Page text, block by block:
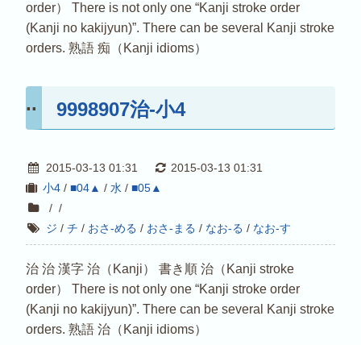
order） There is not only one “Kanji stroke order
(Kanji no kakijyun)”. There can be several Kanji stroke
orders. 熟語 痴（Kanji idioms）
9998907治-小4
2015-03-13 01:31
2015-03-13 01:31
小4/ ■04▲ / 水 / ■05▲
/ /
ジ /チ / おさ-める / おさ-まる / なお-る / なお-す
治 治 漢字 治（Kanji） 書き順 治（Kanji stroke
order） There is not only one “Kanji stroke order
(Kanji no kakijyun)”. There can be several Kanji stroke
orders. 熟語 治（Kanji idioms）